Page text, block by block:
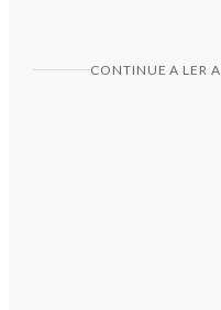
CONTINUE A LER